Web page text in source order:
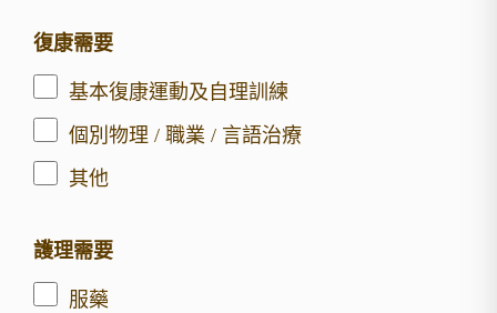
復康需要
基本復康運動及自理訓練
個別物理 / 職業 / 言語治療
其他
護理需要
服藥